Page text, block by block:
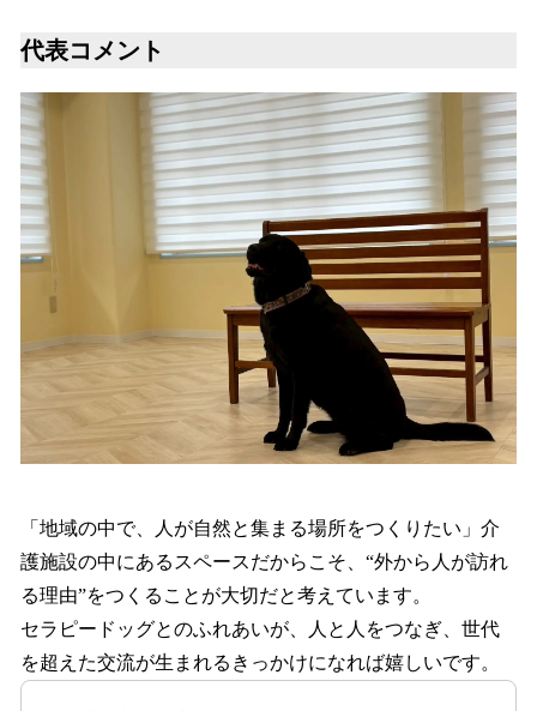
代表コメント
「地域の中で、人が自然と集まる場所をつくりたい」介
護施設の中にあるスペースだからこそ、“外から人が訪れ
る理由”をつくることが大切だと考えています。
セラピードッグとのふれあいが、人と人をつなぎ、世代
を超えた交流が生まれるきっかけになれば嬉しいです。